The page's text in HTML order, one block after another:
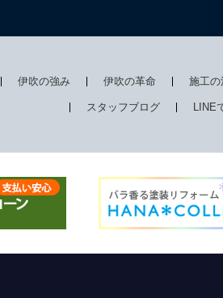
伊吹の強み 伊吹の革命 施工の
スタッフブログ LINE